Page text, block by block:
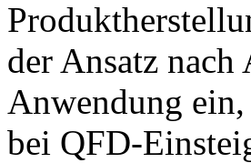
der Ansatz
Anwendung
bei QFD-